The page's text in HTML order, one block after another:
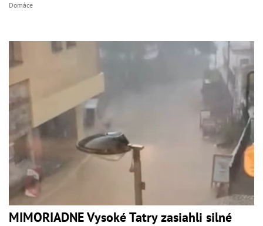
Domáce
MIMORIADNE Vysoké Tatry zasiahli silné